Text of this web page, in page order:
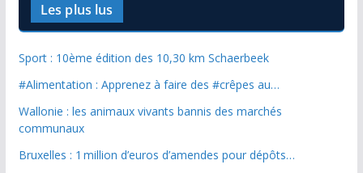
Les plus lus
Sport : 10ème édition des 10,30 km Schaerbeek
#Alimentation : Apprenez à faire des #crêpes au…
Wallonie : les animaux vivants bannis des marchés
communaux
Bruxelles : 1 million d’euros d’amendes pour dépôts…